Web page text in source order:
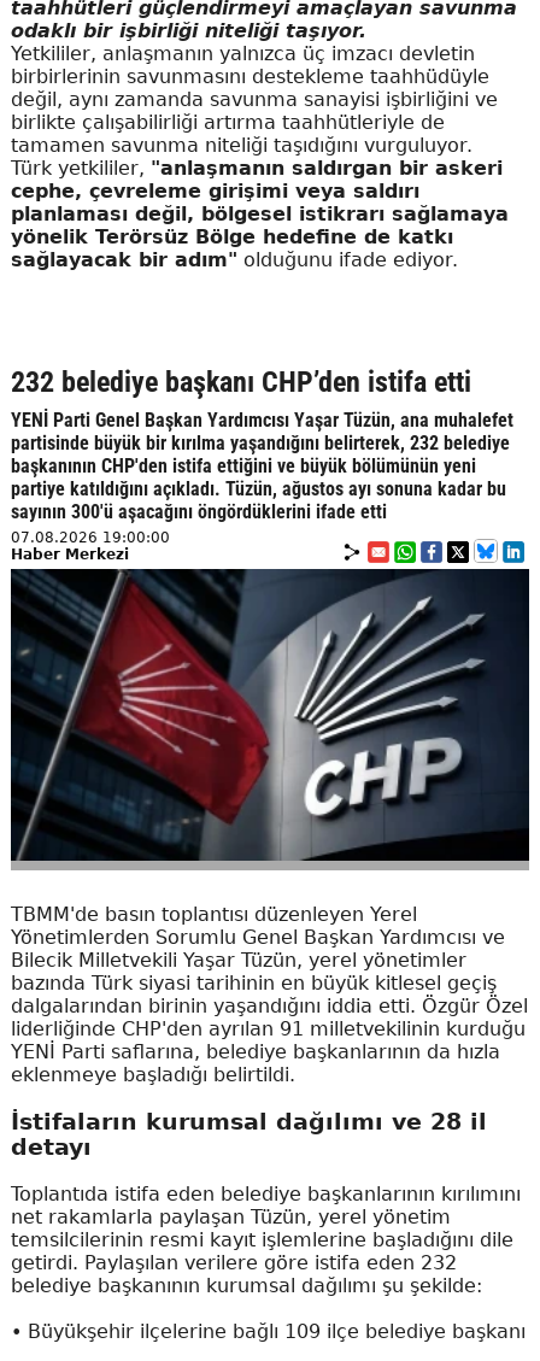
taahhütleri güçlendirmeyi amaçlayan savunma
odaklı bir işbirliği niteliği taşıyor.
Yetkililer, anlaşmanın yalnızca üç imzacı devletin
birbirlerinin savunmasını destekleme taahhüdüyle
değil, aynı zamanda savunma sanayisi işbirliğini ve
birlikte çalışabilirliği artırma taahhütleriyle de
tamamen savunma niteliği taşıdığını vurguluyor.
Türk yetkililer, "anlaşmanın saldırgan bir askeri
cephe, çevreleme girişimi veya saldırı
planlaması değil, bölgesel istikrarı sağlamaya
yönelik Terörsüz Bölge hedefine de katkı
sağlayacak bir adım" olduğunu ifade ediyor.
232 belediye başkanı CHP’den istifa etti
YENİ Parti Genel Başkan Yardımcısı Yaşar Tüzün, ana muhalefet
partisinde büyük bir kırılma yaşandığını belirterek, 232 belediye
başkanının CHP'den istifa ettiğini ve büyük bölümünün yeni
partiye katıldığını açıkladı. Tüzün, ağustos ayı sonuna kadar bu
sayının 300'ü aşacağını öngördüklerini ifade etti
07.08.2026 19:00:00
Haber Merkezi
TBMM'de basın toplantısı düzenleyen Yerel
Yönetimlerden Sorumlu Genel Başkan Yardımcısı ve
Bilecik Milletvekili Yaşar Tüzün, yerel yönetimler
bazında Türk siyasi tarihinin en büyük kitlesel geçiş
dalgalarından birinin yaşandığını iddia etti. Özgür Özel
liderliğinde CHP'den ayrılan 91 milletvekilinin kurduğu
YENİ Parti saflarına, belediye başkanlarının da hızla
eklenmeye başladığı belirtildi.
İstifaların kurumsal dağılımı ve 28 il
detayı
Toplantıda istifa eden belediye başkanlarının kırılımını
net rakamlarla paylaşan Tüzün, yerel yönetim
temsilcilerinin resmi kayıt işlemlerine başladığını dile
getirdi. Paylaşılan verilere göre istifa eden 232
belediye başkanının kurumsal dağılımı şu şekilde:
• Büyükşehir ilçelerine bağlı 109 ilçe belediye başkanı